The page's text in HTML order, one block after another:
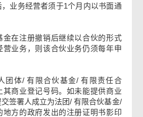
业务经营者须于1个月内以书面通
金在注册撤销后继续以合伙的形式
营业务，则该合伙业务仍须每年申
团体/ 有限合伙基金/ 有限责任合
其商业登记号码。如未能提供商业
签署人成立为法团/ 有限合伙基金/
地方的政府发出的注册证明书影印